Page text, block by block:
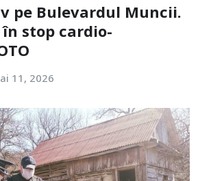
pe Bulevardul Muncii.
stop cardio-
11, 2026